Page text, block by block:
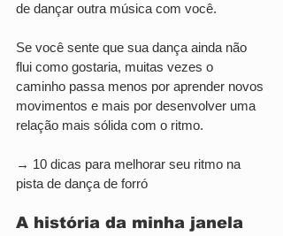
de dançar outra música com você.
Se você sente que sua dança ainda não
flui como gostaria, muitas vezes o
caminho passa menos por aprender novos
movimentos e mais por desenvolver uma
relação mais sólida com o ritmo.
→ 10 dicas para melhorar seu ritmo na
pista de dança de forró
A história da minha janela